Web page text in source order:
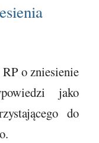
o zniesienie
jako
do